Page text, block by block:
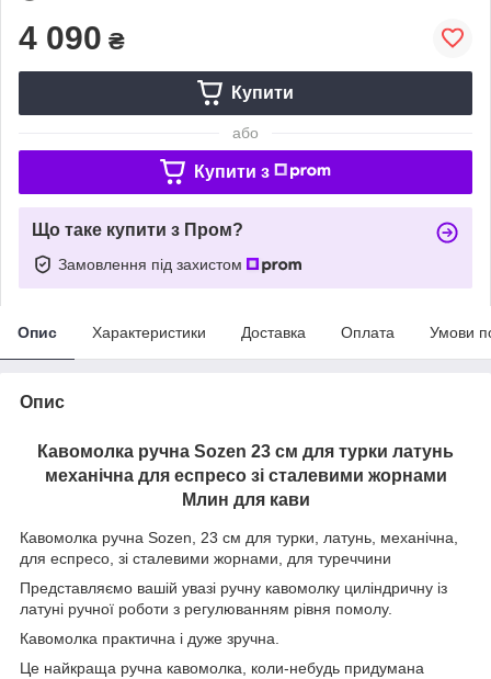
4 090 ₴
Купити
або
Купити з
Що таке купити з Пром?
Замовлення під захистом
Опис Характеристики Доставка Оплата Умови
Опис
Кавомолка ручна Sozen 23 см для турки латунь
механічна для еспресо зі сталевими жорнами
Млин для кави
Кавомолка ручна Sozen, 23 см для турки, латунь, механічна,
для еспресо, зі сталевими жорнами, для туреччини
Представляємо вашій увазі ручну кавомолку циліндричну із
латуні ручної роботи з регулюванням рівня помолу.
Кавомолка практична і дуже зручна.
Це найкраща ручна кавомолка, коли-небудь придумана